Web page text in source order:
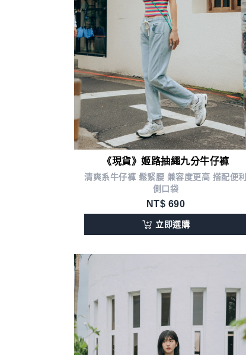
《現貨》姬路抽繩九分牛仔褲
清爽系牛仔褲 鬆緊腰 兼容度更高 搭配便利
側口袋
NT$ 690
立即選購